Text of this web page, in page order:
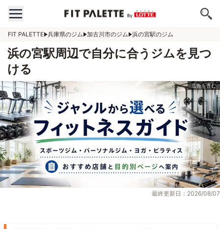
FIT PALETTE 兵庫県のジム 加古川市のジム 浜の宮駅のジム
浜の宮駅周辺で自分に合うジムを見つ
ける
最終更新日：2026/08/07